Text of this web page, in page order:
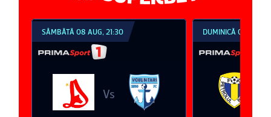
SÂMBĂTĂ 08 AUG, 21:30
Vs
DUMINICĂ 09 AUG,